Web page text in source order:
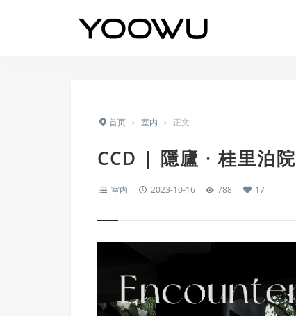
首页 › 室内 › 正文
CCD | 隱廬 · 桂里泊院
室内 2023-10-16 788 17